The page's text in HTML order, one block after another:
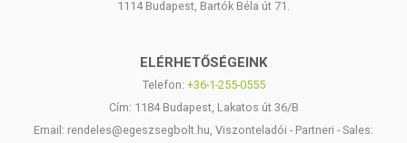
1114 Budapest, Bartók Béla út 71.
ELÉRHETŐSÉGEINK
Telefon: +36-1-255-0555
Cím: 1184 Budapest, Lakatos út 36/B
Email: rendeles@egeszsegbolt.hu, Viszonteladói - Partneri - Sales: